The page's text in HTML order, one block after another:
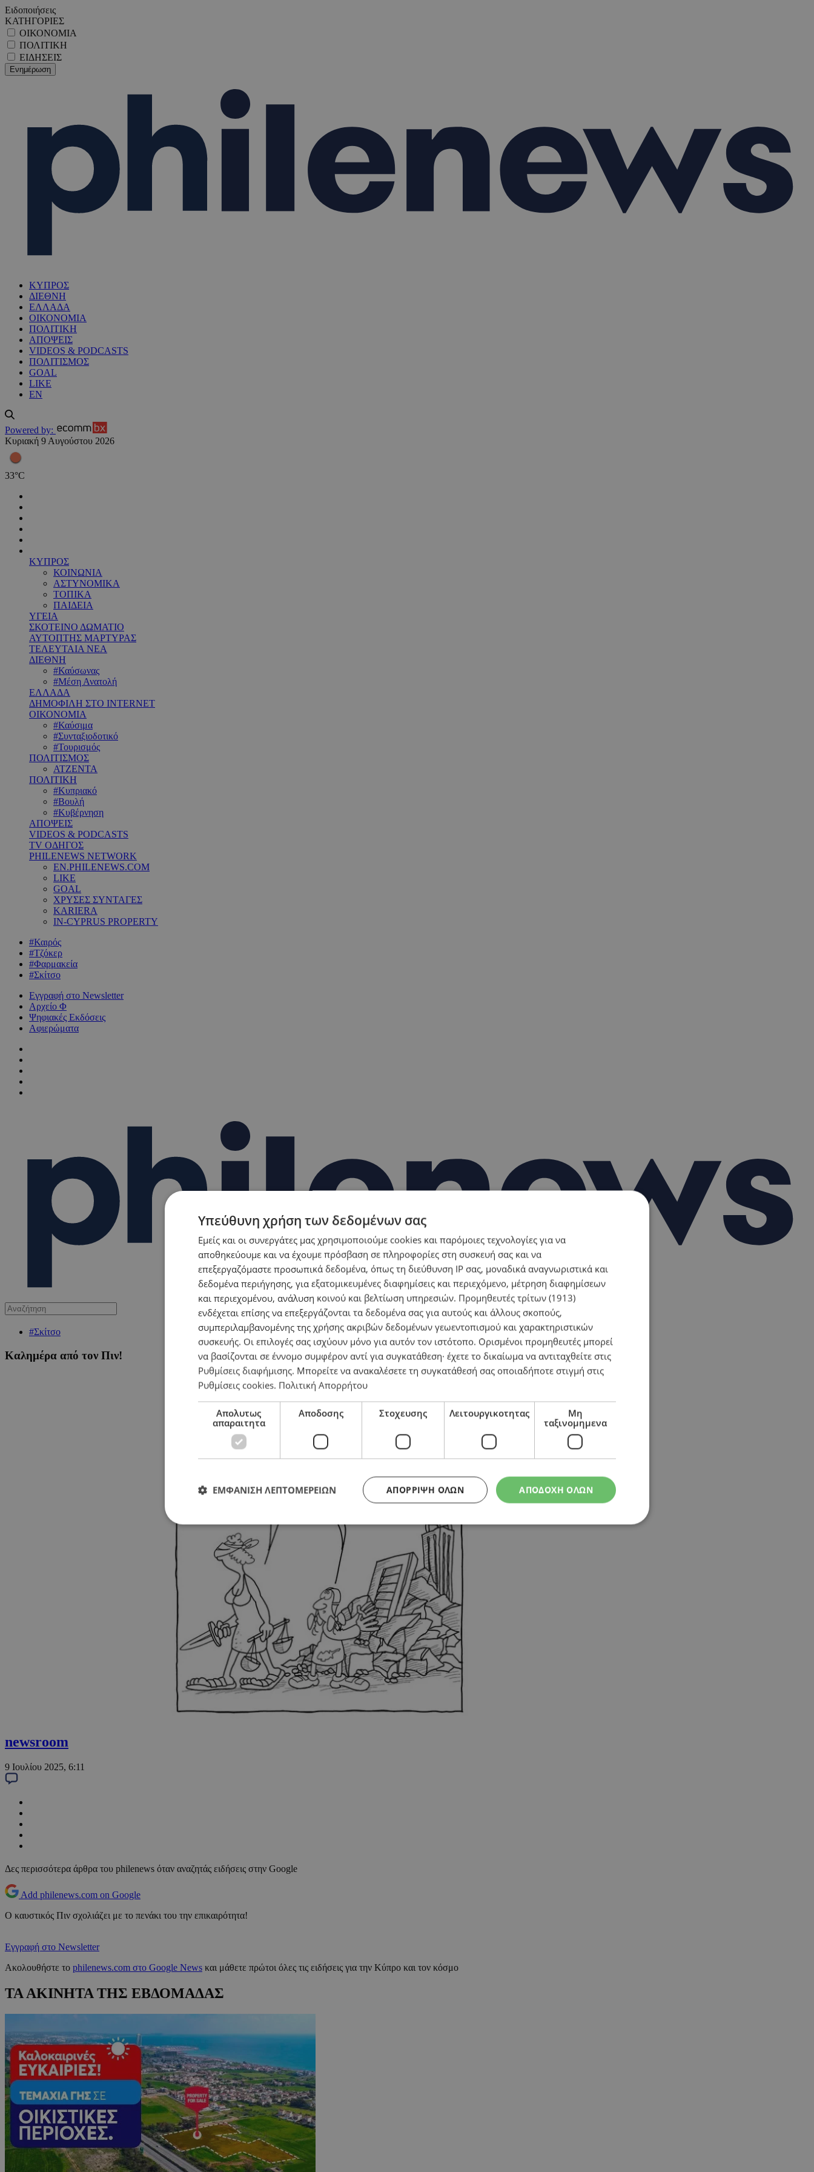
Ειδοποιήσεις
ΚΑΤΗΓΟΡΙΕΣ
ΟΙΚΟΝΟΜΙΑ
ΠΟΛΙΤΙΚΗ
ΕΙΔΗΣΕΙΣ
ΚΥΠΡΟΣ
ΔΙΕΘΝΗ
ΕΛΛΑΔΑ
ΟΙΚΟΝΟΜΙΑ
ΠΟΛΙΤΙΚΗ
ΑΠΟΨΕΙΣ
VIDEOS & PODCASTS
ΠΟΛΙΤΙΣΜΟΣ
GOAL
LIKE
EN
Powered by:
Κυριακή 9 Αυγούστου 2026
33°C
ΚΥΠΡΟΣ
ΚΟΙΝΩΝΙΑ
ΑΣΤΥΝΟΜΙΚΑ
ΤΟΠΙΚΑ
ΠΑΙΔΕΙΑ
ΥΓΕΙΑ
ΣΚΟΤΕΙΝΟ ΔΩΜΑΤΙΟ
ΑΥΤΟΠΤΗΣ ΜΑΡΤΥΡΑΣ
ΤΕΛΕΥΤΑΙΑ ΝΕΑ
ΔΙΕΘΝΗ
#Καύσωνας
#Μέση Ανατολή
ΕΛΛΑΔΑ
ΔΗΜΟΦΙΛΗ ΣΤΟ INTERNET
ΟΙΚΟΝΟΜΙΑ
#Καύσιμα
#Συνταξιοδοτικό
#Τουρισμός
ΠΟΛΙΤΙΣΜΟΣ
ΑΤΖΕΝΤΑ
ΠΟΛΙΤΙΚΗ
#Κυπριακό
#Βουλή
#Κυβέρνηση
ΑΠΟΨΕΙΣ
VIDEOS & PODCASTS
TV ΟΔΗΓΟΣ
PHILENEWS NETWORK
EN.PHILENEWS.COM
LIKE
GOAL
ΧΡΥΣΕΣ ΣΥΝΤΑΓΕΣ
KARIERA
IN-CYPRUS PROPERTY
#Καιρός
#Τζόκερ
#Φαρμακεία
#Σκίτσο
Εγγραφή στο Newsletter
Αρχείο Φ
Ψηφιακές Εκδόσεις
Αφιερώματα
#Σκίτσο
Καλημέρα από τον Πιν!
newsroom
9 Ιουλίου 2025, 6:11
Δες περισσότερα άρθρα του philenews όταν αναζητάς ειδήσεις στην Google
Add philenews.com on Google
Ο καυστικός Πιν σχολιάζει με το πενάκι του την επικαιρότητα!
Εγγραφή στο Newsletter
Ακολουθήστε το philenews.com στο Google News και μάθετε πρώτοι όλες τις ειδήσεις για την Κύπρο και τον κόσμο
ΤΑ ΑΚΙΝΗΤΑ ΤΗΣ ΕΒΔΟΜΑΔΑΣ
Υπεύθυνη χρήση των δεδομένων σας
Εμείς και οι συνεργάτες μας χρησιμοποιούμε cookies και παρόμοιες τεχνολογίες για να
αποθηκεύουμε και να έχουμε πρόσβαση σε πληροφορίες στη συσκευή σας και να
επεξεργαζόμαστε προσωπικά δεδομένα, όπως τη διεύθυνση IP σας, μοναδικά αναγνωριστικά και
δεδομένα περιήγησης, για εξατομικευμένες διαφημίσεις και περιεχόμενο, μέτρηση διαφημίσεων
και περιεχομένου, ανάλυση κοινού και βελτίωση υπηρεσιών. Προμηθευτές τρίτων (1913)
ενδέχεται επίσης να επεξεργάζονται τα δεδομένα σας για αυτούς και άλλους σκοπούς,
συμπεριλαμβανομένης της χρήσης ακριβών δεδομένων γεωεντοπισμού και χαρακτηριστικών
συσκευής. Οι επιλογές σας ισχύουν μόνο για αυτόν τον ιστότοπο. Ορισμένοι προμηθευτές μπορεί
να βασίζονται σε έννομο συμφέρον αντί για συγκατάθεση· έχετε το δικαίωμα να αντιταχθείτε στις
Ρυθμίσεις διαφήμισης. Μπορείτε να ανακαλέσετε τη συγκατάθεσή σας οποιαδήποτε στιγμή στις
Ρυθμίσεις cookies. Πολιτική Απορρήτου
Απολυτως
απαραιτητα
Αποδοσης Στοχευσης Λειτουργικοτητας
Μη
ταξινομημενα
ΑΠΟΔΟΧΗ ΟΛΩΝ
ΑΠΌΡΡΙΨΗ ΌΛΩΝ
ΕΜΦΑΝΙΣΗ ΛΕΠΤΟΜΕΡΕΙΩΝ